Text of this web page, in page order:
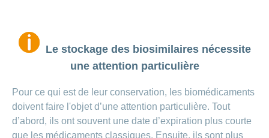
Le stockage des biosimilaires nécessite
une attention particulière
Pour ce qui est de leur conservation, les biomédicaments
doivent faire l'objet d’une attention particulière. Tout
d’abord, ils ont souvent une date d’expiration plus courte
que les médicaments classiques. Ensuite, ils sont plus